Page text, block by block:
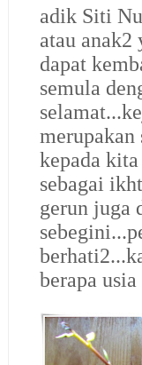
adik Siti
atau anak2
dapat
semula
merupakan
kepada
sebagai
gerun juga
berapa